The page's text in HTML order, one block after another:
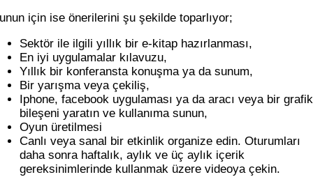
için ise önerilerini şu şekilde toparlıyor;
Sektör ile ilgili yıllık bir e-kitap hazırlanması,
En iyi uygulamalar kılavuzu,
Yıllık bir konferansta konuşma ya da sunum,
Bir yarışma veya çekiliş,
Iphone, facebook uygulaması ya da aracı veya bir grafik
bileşeni yaratın ve kullanıma sunun,
Oyun üretilmesi
Canlı veya sanal bir etkinlik organize edin. Oturumları
daha sonra haftalık, aylık ve üç aylık içerik
gereksinimlerinde kullanmak üzere videoya çekin.